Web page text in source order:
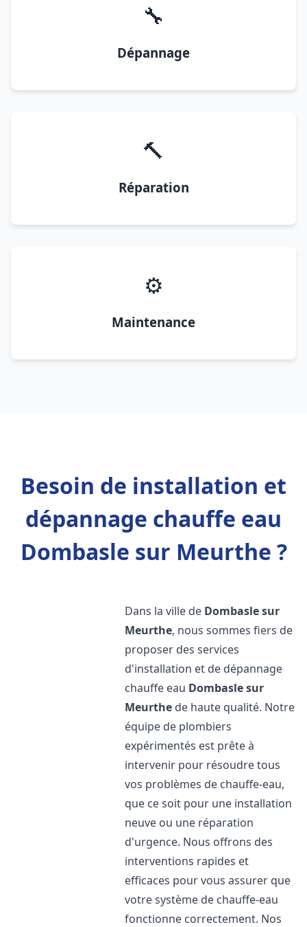
🔧
Dépannage
🔨
Réparation
⚙️
Maintenance
Besoin de installation et
dépannage chauffe eau
Dombasle sur Meurthe ?
Dans la ville de Dombasle sur
Meurthe, nous sommes fiers de
proposer des services
d'installation et de dépannage
chauffe eau Dombasle sur
Meurthe de haute qualité. Notre
équipe de plombiers
expérimentés est prête à
intervenir pour résoudre tous
vos problèmes de chauffe-eau,
que ce soit pour une installation
neuve ou une réparation
d'urgence. Nous offrons des
interventions rapides et
efficaces pour vous assurer que
votre système de chauffe-eau
fonctionne correctement. Nos